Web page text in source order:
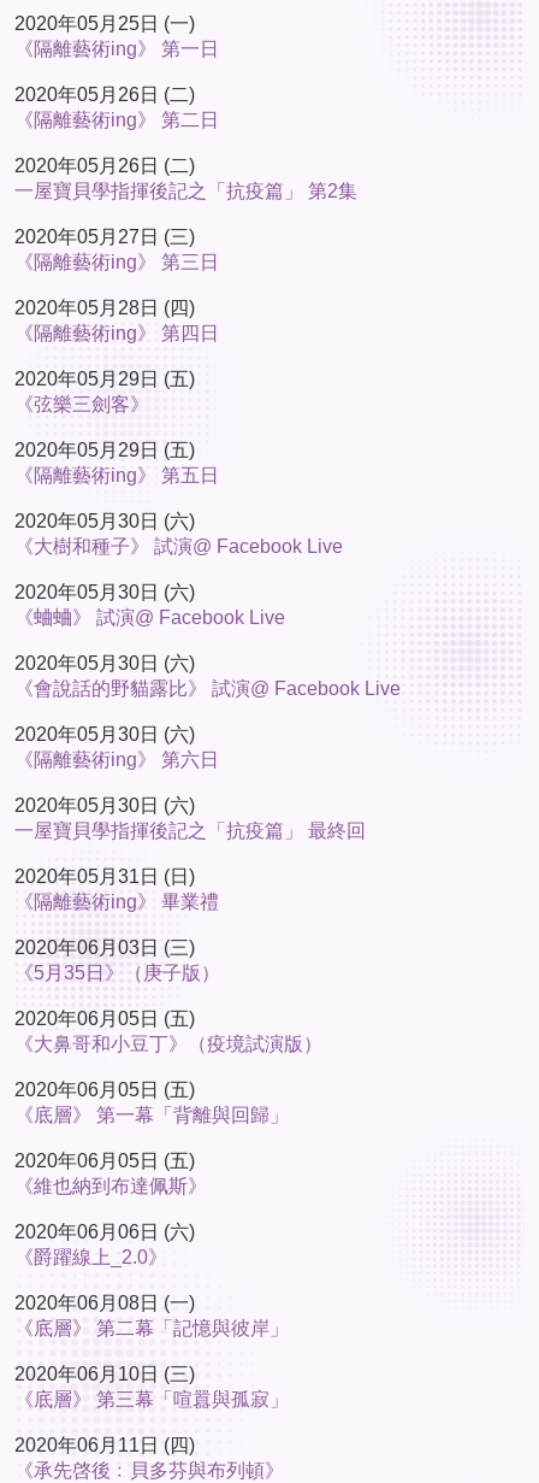
2020年05月25日 (一)
《隔離藝術ing》 第一日
2020年05月26日 (二)
《隔離藝術ing》 第二日
2020年05月26日 (二)
一屋寶貝學指揮後記之「抗疫篇」 第2集
2020年05月27日 (三)
《隔離藝術ing》 第三日
2020年05月28日 (四)
《隔離藝術ing》 第四日
2020年05月29日 (五)
《弦樂三劍客》
2020年05月29日 (五)
《隔離藝術ing》 第五日
2020年05月30日 (六)
《大樹和種子》 試演@ Facebook Live
2020年05月30日 (六)
《蛐蛐》 試演@ Facebook Live
2020年05月30日 (六)
《會說話的野貓露比》 試演@ Facebook Live
2020年05月30日 (六)
《隔離藝術ing》 第六日
2020年05月30日 (六)
一屋寶貝學指揮後記之「抗疫篇」 最終回
2020年05月31日 (日)
《隔離藝術ing》 畢業禮
2020年06月03日 (三)
《5月35日》（庚子版）
2020年06月05日 (五)
《大鼻哥和小豆丁》（疫境試演版）
2020年06月05日 (五)
《底層》 第一幕「背離與回歸」
2020年06月05日 (五)
《維也納到布達佩斯》
2020年06月06日 (六)
《爵躍線上_2.0》
2020年06月08日 (一)
《底層》 第二幕「記憶與彼岸」
2020年06月10日 (三)
《底層》 第三幕「喧囂與孤寂」
2020年06月11日 (四)
《承先啓後﹕貝多芬與布列頓》